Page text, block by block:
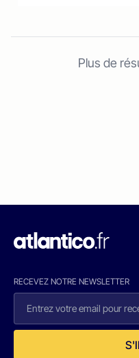
Plus de
RECEVEZ NOTRE NEWSLETTER